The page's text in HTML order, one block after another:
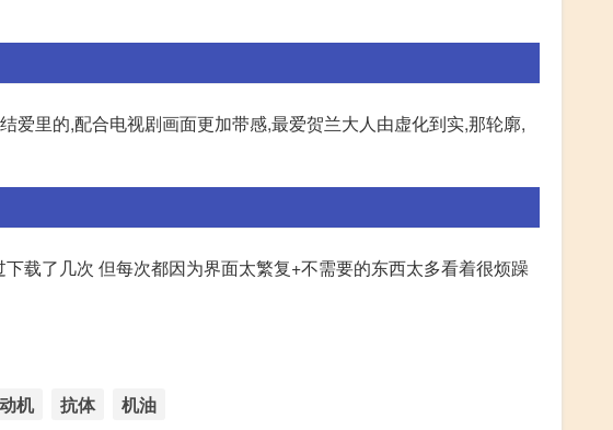
里的,配合电视剧画面更加带感,最爱贺兰大人由虚化到实,那轮廓,
载了几次 但每次都因为界面太繁复+不需要的东西太多看着很烦躁
机 抗体 机油